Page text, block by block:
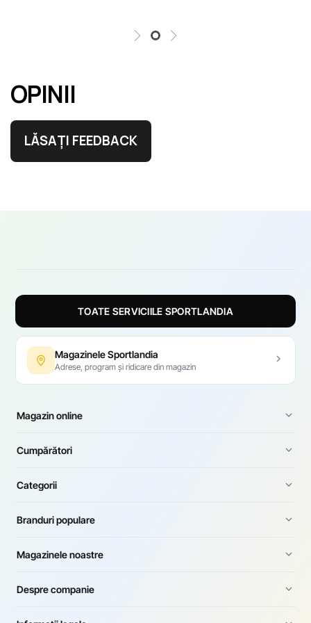
OPINII
LĂSAȚI FEEDBACK
TOATE SERVICIILE SPORTLANDIA
Magazinele Sportlandia
Adrese, program și ridicare din magazin
Magazin online
Cumpărători
Categorii
Branduri populare
Magazinele noastre
Despre companie